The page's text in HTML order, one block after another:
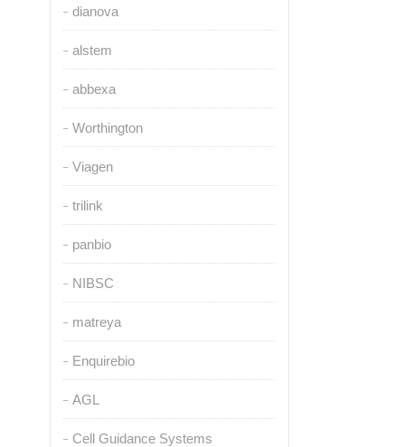
dianova
alstem
abbexa
Worthington
Viagen
trilink
panbio
NIBSC
matreya
Enquirebio
AGL
Cell Guidance Systems